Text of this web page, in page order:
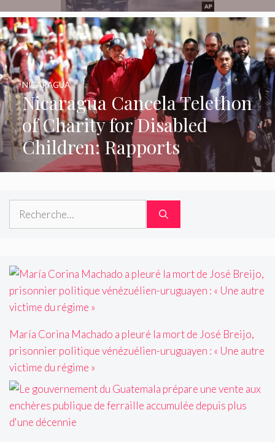
Nicaragua Cancela Telethon
of Charity for Disabled
Children: Rapports
NICARAGUA
Rechercher :
María Corina Machado a pleuré la mort de José Breijo,
prisonnier politique vénézuélien-uruguayen : « Une autre
victime du régime »